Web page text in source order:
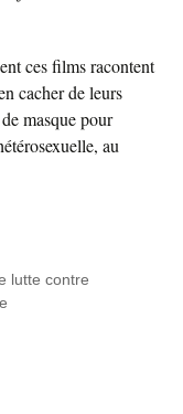
ces films racontent
cacher de leurs
masque pour
au
lutte contre